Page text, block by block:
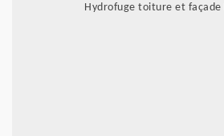
Hydrofuge toiture et façade